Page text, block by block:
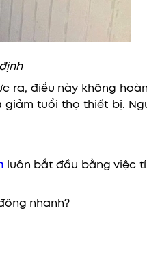
ra, điều này không
tuổi thọ thiết bị.
luôn bắt đầu bằng việc
nhanh?